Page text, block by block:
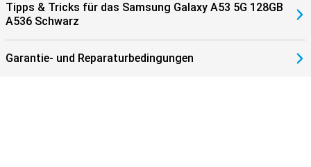
Tipps & Tricks für das Samsung Galaxy A53 5G 128GB
A536 Schwarz
Garantie- und Reparaturbedingungen